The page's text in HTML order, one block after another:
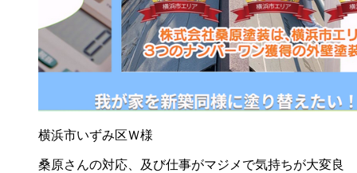
横浜市いずみ区Ｗ様
桑原さんの対応、及び仕事がマジメで気持ちが大変良